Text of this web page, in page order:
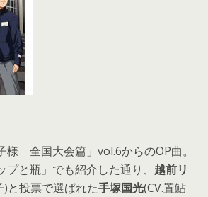
様 全国大会篇」vol.6からのOP曲。
プと瓶」でも紹介した通り、 越前リ
)と投票で選ばれた手塚国光(CV.置鮎